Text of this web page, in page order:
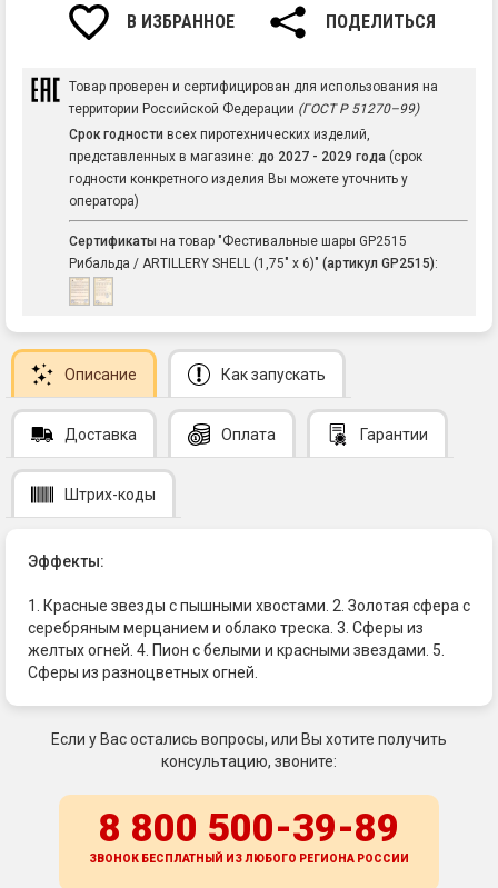
В ИЗБРАННОЕ ПОДЕЛИТЬСЯ
Товар проверен и сертифицирован для использования на
территории Российской Федерации (ГОСТ Р 51270–99)
Срок годности всех пиротехнических изделий,
представленных в магазине: до 2027 - 2029 года (срок
годности конкретного изделия Вы можете уточнить у
оператора)
Сертификаты на товар "Фестивальные шары GP2515
Рибальда / ARTILLERY SHELL (1,75" х 6)" (артикул GP2515):
Описание Как запускать
Доставка Оплата Гарантии
Штрих-коды
Эффекты:
1. Красные звезды с пышными хвостами. 2. Золотая сфера с
серебряным мерцанием и облако треска. 3. Сферы из
желтых огней. 4. Пион с белыми и красными звездами. 5.
Сферы из разноцветных огней.
Если у Вас остались вопросы, или Вы хотите получить
консультацию, звоните:
8 800 500-39-89
ЗВОНОК БЕСПЛАТНЫЙ ИЗ ЛЮБОГО РЕГИОНА РОССИИ